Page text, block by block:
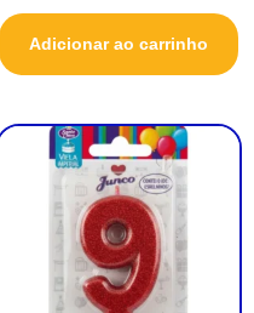
Adicionar ao carrinho